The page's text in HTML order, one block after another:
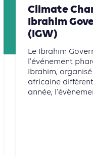
Climate
Ibrahim
(IGW)
Le Ibrahim
l'événement
Ibrahim,
africaine
année,